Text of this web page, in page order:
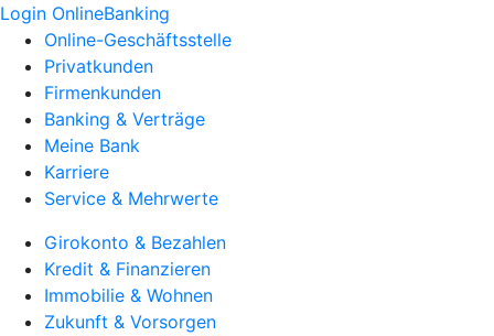
Login OnlineBanking
Online-Geschäftsstelle
Privatkunden
Firmenkunden
Banking & Verträge
Meine Bank
Karriere
Service & Mehrwerte
Girokonto & Bezahlen
Kredit & Finanzieren
Immobilie & Wohnen
Zukunft & Vorsorgen